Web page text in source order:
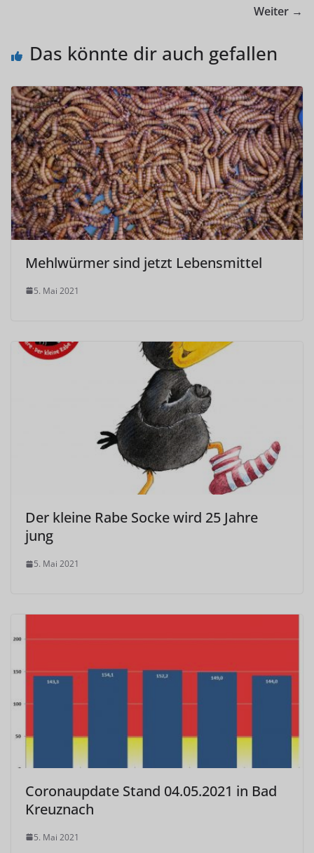
Weiter →
Das könnte dir auch gefallen
Mehlwürmer sind jetzt Lebensmittel
5. Mai 2021
Der kleine Rabe Socke wird 25 Jahre
jung
5. Mai 2021
Coronaupdate Stand 04.05.2021 in Bad
Kreuznach
5. Mai 2021